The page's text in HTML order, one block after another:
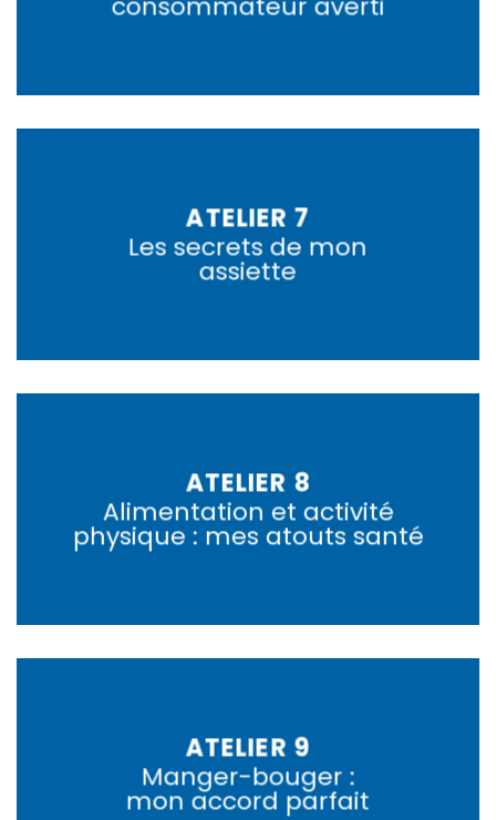
ATELIER 7
Les secrets de mon
assiette
ATELIER 8
Alimentation et activité
physique : mes atouts santé
ATELIER 9
Manger-bouger :
mon accord parfait